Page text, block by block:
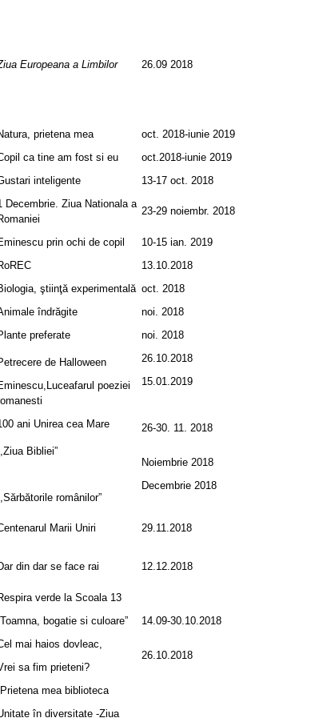
Europeana a Limbilor
26.09 2018
prietena mea
oct. 2018-iunie 2019
ca tine am fost si eu
oct.2018-iunie 2019
inteligente 13-17 oct. 2018
Decembrie. Ziua Nationala a
23-29 noiembr. 2018
prin ochi de copil 10-15 ian. 2019
ştiinţă experimentală
îndrăgite
preferate
13.10.2018
oct. 2018
noi. 2018
noi. 2018
de Halloween
poeziei
ani Unirea cea Mare
26.10.2018
15.01.2019
26-30. 11. 2018
Bibliei”
românilor”
Noiembrie 2018
Decembrie 2018
Marii Uniri 29.11.2018
din dar se face rai 12.12.2018
verde la Scoala 13
bogatie si culoare” 14.09-30.10.2018
mai haios dovleac,
sa fim prieteni?
Prietena mea biblioteca
26.10.2018
în diversitate -Ziua